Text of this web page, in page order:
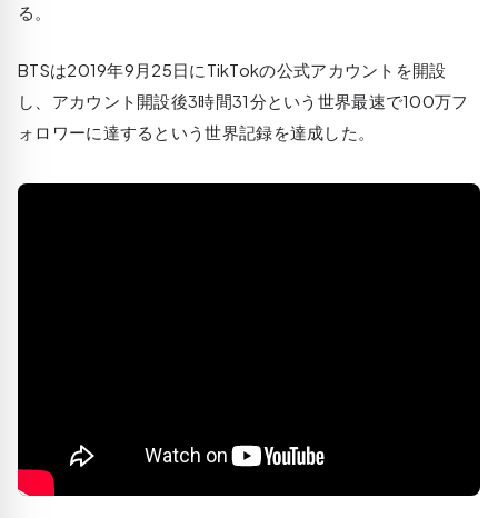
る。
BTSは2019年9月25日にTikTokの公式アカウントを開設
し、アカウント開設後3時間31分という世界最速で100万フ
ォロワーに達するという世界記録を達成した。